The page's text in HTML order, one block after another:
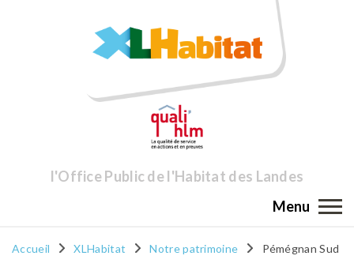
l'Office Public de l'Habitat des Landes
Menu
Accueil XLHabitat Notre patrimoine Pémégnan Sud